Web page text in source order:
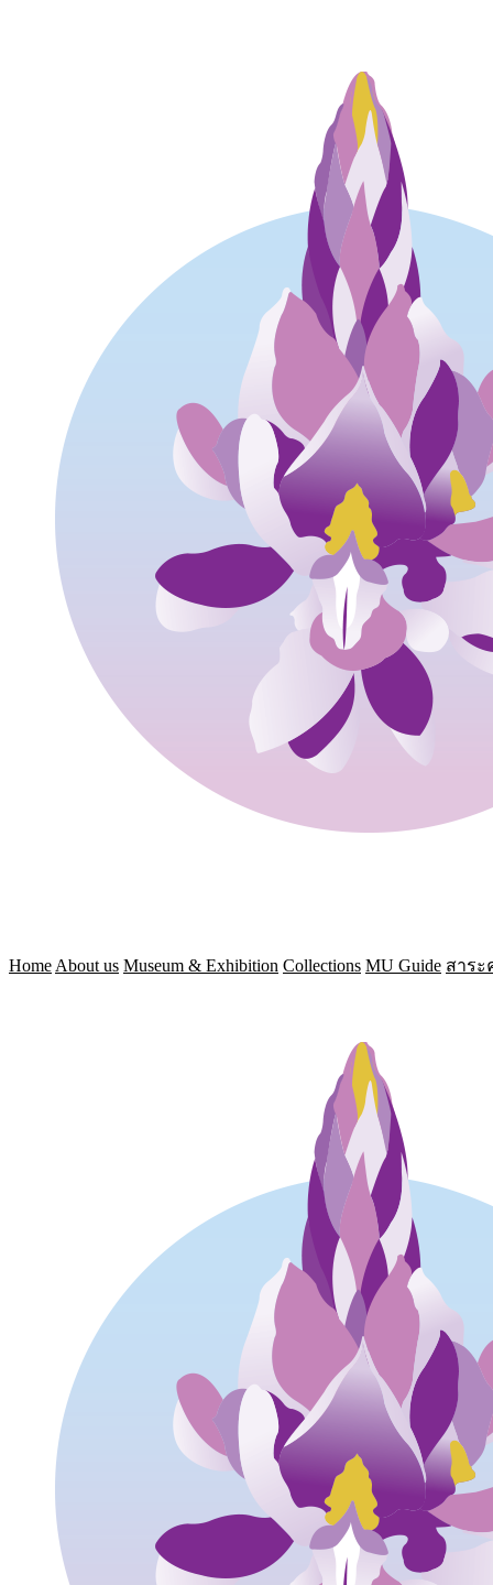
Home About us Museum & Exhibition Collections MU Guide สาระ